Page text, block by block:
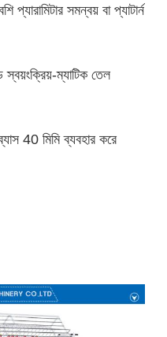
প্যারামিটার সমন্বয় বা প্যাটার্ন
ম্যাটিক তেল
40 মিমি ব্যবহার করে